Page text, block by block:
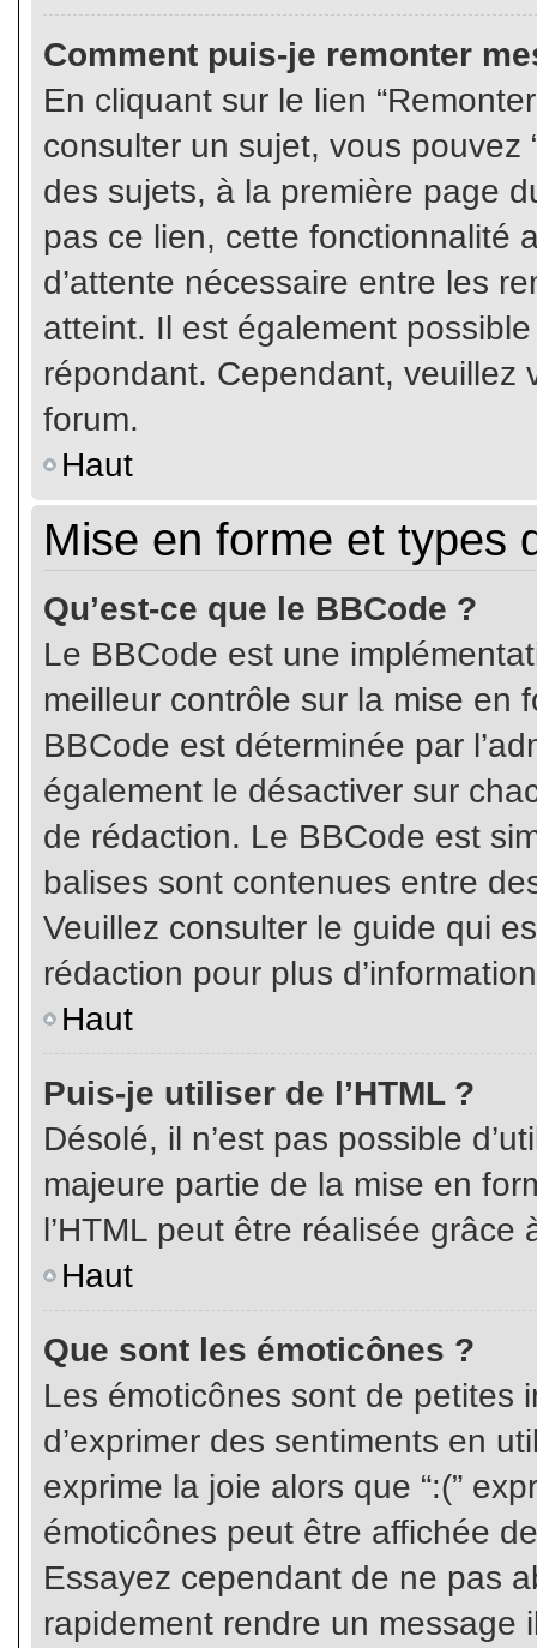
Comment puis-je remonter
En cliquant sur le lien
consulter un sujet, vous pouvez
des sujets, à la première page
pas ce lien, cette fonctionnalité
d’attente nécessaire entre les
atteint. Il est également
répondant. Cependant, veuillez
forum.
Haut
Mise en forme et types
Qu’est-ce que le BBCode ?
Le BBCode est une
meilleur contrôle sur la mise en
BBCode est déterminée par
également le désactiver sur
de rédaction. Le BBCode est
balises sont contenues entre
Veuillez consulter le guide qui
rédaction pour plus
Haut
Puis-je utiliser de l’HTML ?
Désolé, il n’est pas possible
majeure partie de la mise en
l’HTML peut être réalisée grâce
Haut
Que sont les émoticônes ?
Les émoticônes sont de petites
d’exprimer des sentiments en
exprime la joie alors que “:(”
émoticônes peut être affichée
Essayez cependant de ne pas
rapidement rendre un message